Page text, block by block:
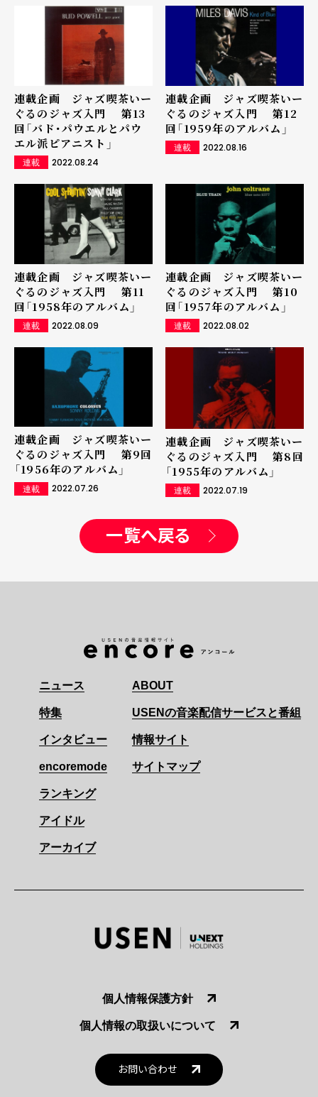
連載企画 ジャズ喫茶いー
ぐるのジャズ入門 第13
回「バド･パウエルとパウ
エル派ピアニスト」
連載 2022.08.24
連載企画 ジャズ喫茶いー
ぐるのジャズ入門 第12
回「1959年のアルバム」
連載 2022.08.16
連載企画 ジャズ喫茶いー
ぐるのジャズ入門 第11
回「1958年のアルバム」
連載 2022.08.09
連載企画 ジャズ喫茶いー
ぐるのジャズ入門 第10
回「1957年のアルバム」
連載 2022.08.02
連載企画 ジャズ喫茶いー
ぐるのジャズ入門 第9回
「1956年のアルバム」
連載 2022.07.26
連載企画 ジャズ喫茶いー
ぐるのジャズ入門 第8回
「1955年のアルバム」
連載 2022.07.19
一覧へ戻る
ニュース
特集
インタビュー
encoremode
ランキング
アイドル
アーカイブ
ABOUT
USENの音楽配信サービスと番組
情報サイト
サイトマップ
個人情報保護方針
個人情報の取扱いについて
お問い合わせ